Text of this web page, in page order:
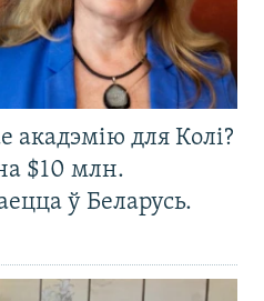
акадэмію для Колі?
$10 млн.
ў Беларусь.